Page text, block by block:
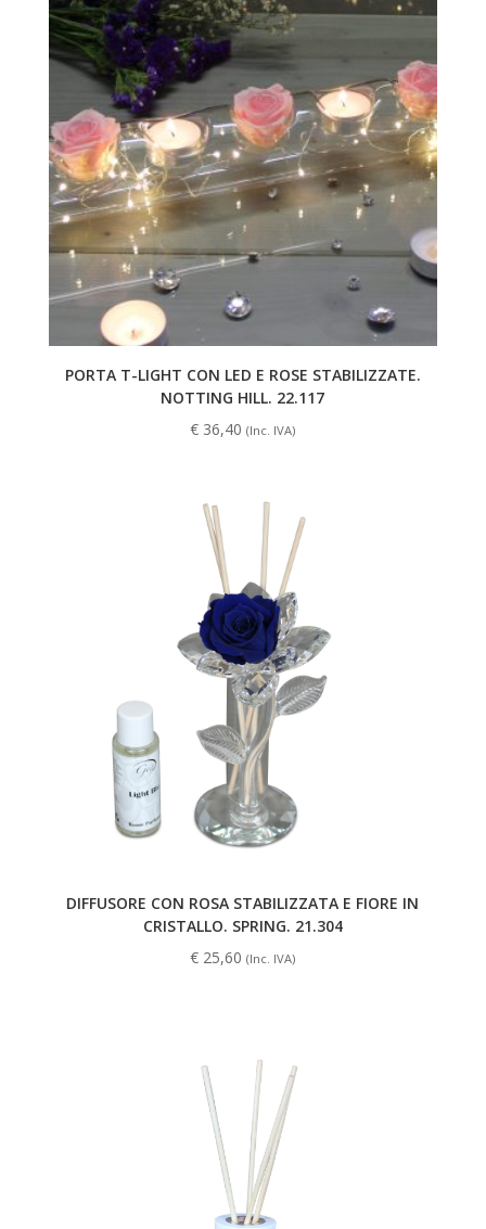
PORTA T-LIGHT CON LED E ROSE STABILIZZATE.
NOTTING HILL. 22.117
€ 36,40 (Inc. IVA)
DIFFUSORE CON ROSA STABILIZZATA E FIORE IN
CRISTALLO. SPRING. 21.304
€ 25,60 (Inc. IVA)